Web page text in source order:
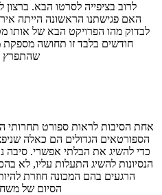
לרוב בציפייה לסרטו הבא.
האם פגישתנו הראשונה הייתה
לבדוק מהו הפרויקט הבא של אותו
חודשים בלבד זו תחושה
שהתפרץ אל
הספורטאים הגדולים הם כאלה
כדי להשיג את הבלתי אפשרי. סיבה
הנסיונות להשיג התעלות עליו, לא
הרגעים בהם המכונה חוזרת
הסיום של